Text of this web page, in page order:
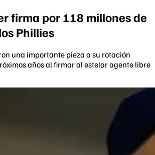
firma por 118 millones de
Phillies
una importante pieza a su rotación
años al firmar al estelar agente libre